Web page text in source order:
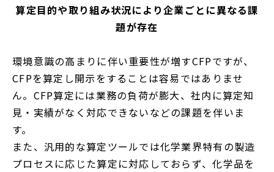
く
算定目的や取り組み状況により企業ごとに異なる課
題が存在
環境意識の高まりに伴い重要性が増すCFPですが、
CFPを算定し開示をすることは容易ではありませ
ん。CFP算定には業務の負荷が膨大、社内に算定知
見・実績がなく対応できないなどの課題を伴いま
す。
また、汎用的な算定ツールでは化学業界特有の製造
プロセスに応じた算定に対応しておらず、化学品を